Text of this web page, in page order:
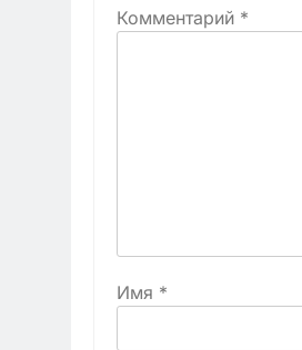
Комментарий *
Имя *